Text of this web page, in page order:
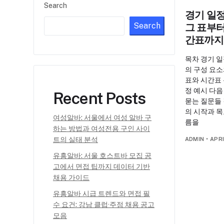
Search
Search
Recent Posts
여성알바: 서울에서 여성 알바 구
하는 방법과 여성전용 구인 사이
트의 실태 분석
유흥알바: 서울 호스트바 모집 공
고에서 면접 팁까지 데이터 기반
채용 가이드
유흥알바 시급 트렌드와 면접 필
수 요건: 강남 클럽·주점 채용 공고
모음
경기 일
그 표부
간표까
목차 경기
의 구성 요
표와 시간표
정 예시 다
묻는 질문들
의 시작과
름을
ADMIN •